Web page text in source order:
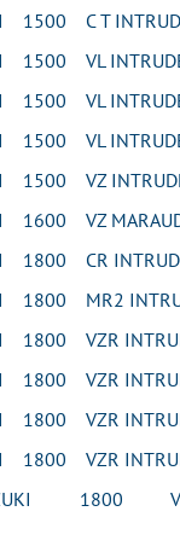
1500 C T
1500 VL
1500 VL
VL
1500 VZ
1600 VZ
1800 CR
1800 MR2
1800 VZR
1800 VZR
1800 VZR
1800 VZR
1800 VZR